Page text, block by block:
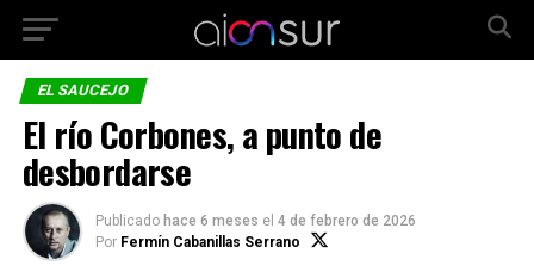
EL SAUCEJO
El río Corbones, a punto de
desbordarse
Publicado hace 6 meses el 4 de febrero de 2026
Por Fermín Cabanillas Serrano